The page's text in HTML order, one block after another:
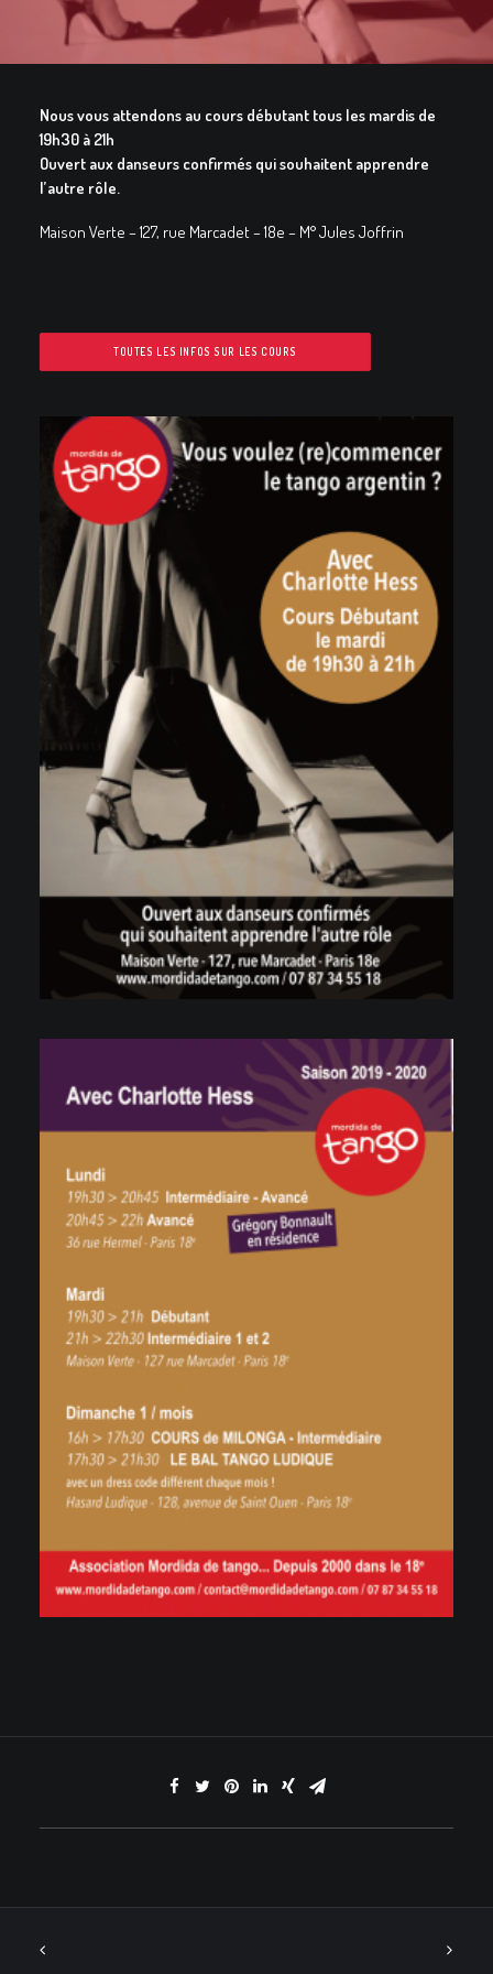
GALERIES
CONTACTEZ-NOUS
YOUTUBE
RECHERCHE
Nous vous attendons au cours débutant tous les mardis de
19h30 à 21h
Ouvert aux danseurs confirmés qui souhaitent apprendre
l’autre rôle.
Maison Verte – 127, rue Marcadet – 18e – M° Jules Joffrin
TOUTES LES INFOS SUR LES COURS